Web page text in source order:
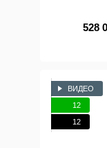
528
ВИДЕО
12
12